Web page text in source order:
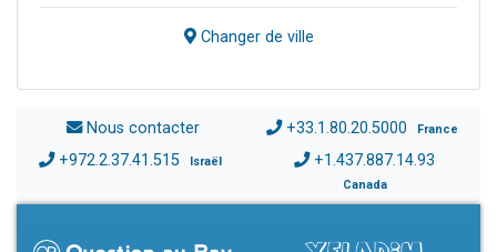
Changer de ville
Nous contacter +33.1.80.20.5000 France
+972.2.37.41.515 Israël +1.437.887.14.93
Canada